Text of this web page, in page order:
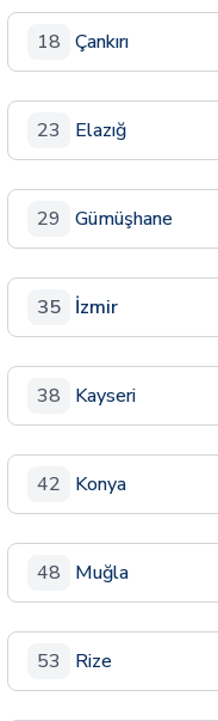
18 Çankırı
23 Elazığ
29 Gümüşhane
35 İzmir
38 Kayseri
42 Konya
48 Muğla
53 Rize